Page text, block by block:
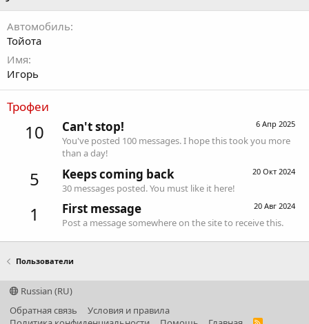
Автомобиль
Тойота
Имя
Игорь
Трофеи
10 6 Апр 2025
Can't stop!
You've posted 100 messages. I hope this took you more
than a day!
5 20 Окт 2024
Keeps coming back
30 messages posted. You must like it here!
1 20 Авг 2024
First message
Post a message somewhere on the site to receive this.
Пользователи
Russian (RU)
Обратная связь
Условия и правила
R